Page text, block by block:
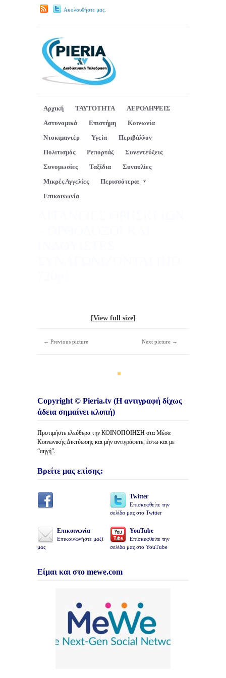
Ακολουθήστε μας.
Αρχική ΤΑΥΤΟΤΗΤΑ
ΑΕΡΟΛΗΨΕΙΣ
Αστυνομικά
Επιστήμη
Κοινωνία
Ντοκιμαντέρ
Υγεία
Περιβάλλον
Πολιτισμός
Ρεπορτάζ
Συνεντεύξεις
Συνομωσίες
Ταξίδια
Συναυλίες
Μικρές Αγγελίες
Περισσότερα:
Επικοινωνία
[View full size]
← Previous picture Next picture →
Copyright © Pieria.tv (Η αντιγραφή δίχως
άδεια σημαίνει κλοπή)
Προτιμήστε ελεύθερα την ΚΟΙΝΟΠΟΙΗΣΗ στα Μέσα
Κοινωνικής Δικτύωσης και μήν αντιγράφετε, έστω και με
“πηγή”.
Βρείτε μας επίσης:
Twitter
Επισκεφθείτε την
σελίδα μας στο Twitter
Επικοινωνία
Επικοινωνήστε μαζί
μας
YouTube
Επισκεφθείτε την
σελίδα μας στο YouTube
Είμαι και στο mewe.com